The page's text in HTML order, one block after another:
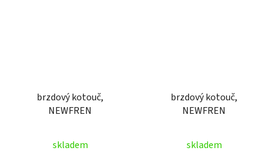
brzdový kotouč,
NEWFREN
skladem
brzdový kotouč,
NEWFREN
skladem